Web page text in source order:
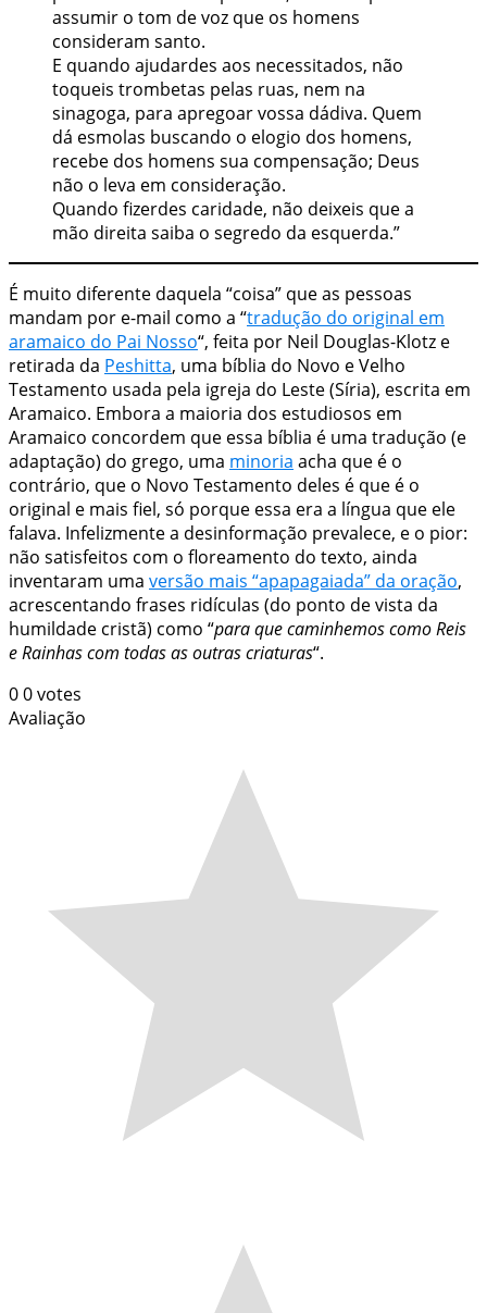
assumir o tom de voz que os homens
consideram santo.
E quando ajudardes aos necessitados, não
toqueis trombetas pelas ruas, nem na
sinagoga, para apregoar vossa dádiva. Quem
dá esmolas buscando o elogio dos homens,
recebe dos homens sua compensação; Deus
não o leva em consideração.
Quando fizerdes caridade, não deixeis que a
mão direita saiba o segredo da esquerda.”
É muito diferente daquela “coisa” que as pessoas
mandam por e-mail como a “tradução do original em
aramaico do Pai Nosso“, feita por Neil Douglas-Klotz e
retirada da Peshitta, uma bíblia do Novo e Velho
Testamento usada pela igreja do Leste (Síria), escrita em
Aramaico. Embora a maioria dos estudiosos em
Aramaico concordem que essa bíblia é uma tradução (e
adaptação) do grego, uma minoria acha que é o
contrário, que o Novo Testamento deles é que é o
original e mais fiel, só porque essa era a língua que ele
falava. Infelizmente a desinformação prevalece, e o pior:
não satisfeitos com o floreamento do texto, ainda
inventaram uma versão mais “apapagaiada” da oração,
acrescentando frases ridículas (do ponto de vista da
humildade cristã) como “para que caminhemos como Reis
e Rainhas com todas as outras criaturas“.
00votes
Avaliação